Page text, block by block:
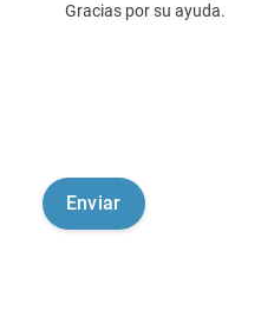
Gracias por su ayuda.